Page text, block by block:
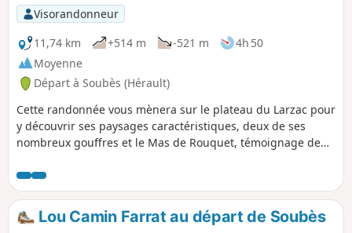
Visorandonneur
11,74 km
+514 m -521 m
4h 50
Moyenne
Départ à Soubès (Hérault)
Cette randonnée vous mènera sur le plateau du Larzac pour
y découvrir ses paysages caractéristiques, deux de ses
nombreux gouffres et le Mas de Rouquet, témoignage de
Lou Camin Farrat au départ de Soubès